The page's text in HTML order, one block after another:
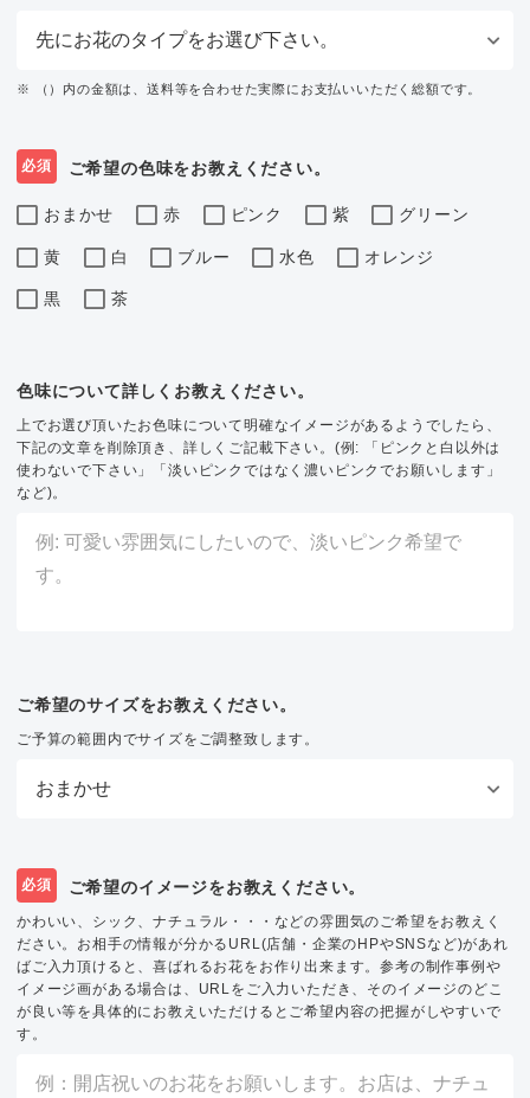
※ （）内の金額は、送料等を合わせた実際にお支払いいただく総額です。
必須 ご希望の色味をお教えください。
おまかせ 赤 ピンク 紫 グリーン
黄 白 ブルー 水色 オレンジ
黒 茶
色味について詳しくお教えください。
上でお選び頂いたお色味について明確なイメージがあるようでしたら、
下記の文章を削除頂き、詳しくご記載下さい。(例: 「ピンクと白以外は
使わないで下さい」「淡いピンクではなく濃いピンクでお願いします」
など)。
ご希望のサイズをお教えください。
ご予算の範囲内でサイズをご調整致します。
必須 ご希望のイメージをお教えください。
かわいい、シック、ナチュラル・・・などの雰囲気のご希望をお教えく
ださい。お相手の情報が分かるURL(店舗・企業のHPやSNSなど)があれ
ばご入力頂けると、喜ばれるお花をお作り出来ます。参考の制作事例や
イメージ画がある場合は、URLをご入力いただき、そのイメージのどこ
が良い等を具体的にお教えいただけるとご希望内容の把握がしやすいで
す。